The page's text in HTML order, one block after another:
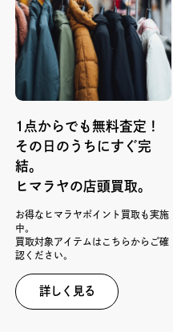
1点からでも無料査定！
その日のうちにすぐ完
結。
ヒマラヤの店頭買取。
お得なヒマラヤポイント買取も実施
中。
買取対象アイテムはこちらからご確
認ください。
詳しく見る